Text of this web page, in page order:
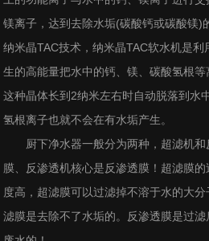
镁离子，达到去除水垢(碳酸钙或碳酸镁)
纳米晶TAC技术，纳米晶TAC软水机是
生的高能量把水中的钙、镁、碳酸氢根
这种晶体长到2纳米左右时自动脱落到水
氢根离子也就不会在有水垢产生。
厨下净水器一般分为两种，超滤机
膜、反渗透机核心是反渗透膜！超滤膜
度高，超滤膜可以过滤掉不溶于水的大
滤膜是去除不了水垢的。反渗透膜是过